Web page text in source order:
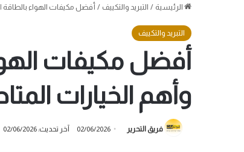
الرئيسية / التبريد والتكييف / أفضل مكيفات الهواء بالطاقة
التبريد والتكييف
أفضل مكيفات
وأهم الخيارات
فريق التحرير 02/06/2026 آخر تحديث: 02/06/2026